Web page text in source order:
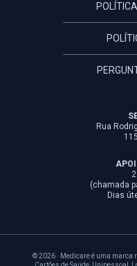
Rua
(chamada
Dias
© 2026 · Medicare é uma marca